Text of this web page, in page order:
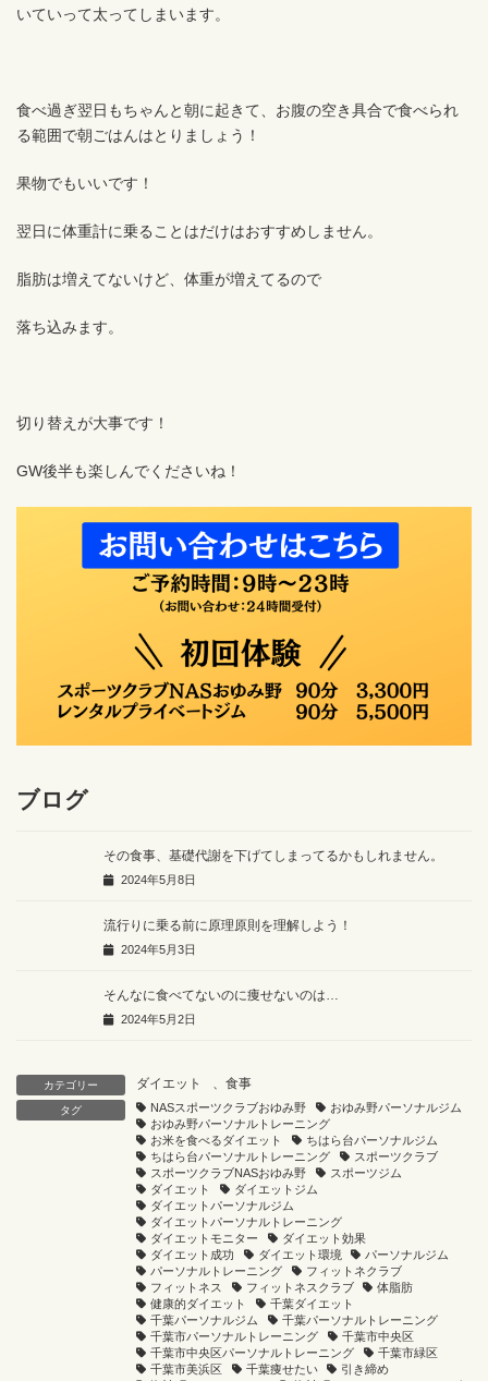
いていって太ってしまいます。
食べ過ぎ翌日もちゃんと朝に起きて、お腹の空き具合で食べられ
る範囲で朝ごはんはとりましょう！
果物でもいいです！
翌日に体重計に乗ることはだけはおすすめしません。
脂肪は増えてないけど、体重が増えてるので
落ち込みます。
切り替えが大事です！
GW後半も楽しんでくださいね！
ブログ
その食事、基礎代謝を下げてしまってるかもしれません。
2024年5月8日
流行りに乗る前に原理原則を理解しよう！
2024年5月3日
そんなに食べてないのに痩せないのは…
2024年5月2日
カテゴリー ダイエット 、 食事
タグ NASスポーツクラブおゆみ野
おゆみ野パーソナルジム
おゆみ野パーソナルトレーニング
お米を食べるダイエット
ちはら台パーソナルジム
ちはら台パーソナルトレーニング
スポーツクラブ
スポーツクラブNASおゆみ野
スポーツジム
ダイエット
ダイエットジム
ダイエットパーソナルジム
ダイエットパーソナルトレーニング
ダイエットモニター
ダイエット効果
ダイエット成功
ダイエット環境
パーソナルジム
パーソナルトレーニング
フィットネクラブ
フィットネス
フィットネスクラブ
体脂肪
健康的ダイエット
千葉ダイエット
千葉パーソナルジム
千葉パーソナルトレーニング
千葉市パーソナルトレーニング
千葉市中央区
千葉市中央区パーソナルトレーニング
千葉市緑区
千葉市美浜区
千葉痩せたい
引き締め